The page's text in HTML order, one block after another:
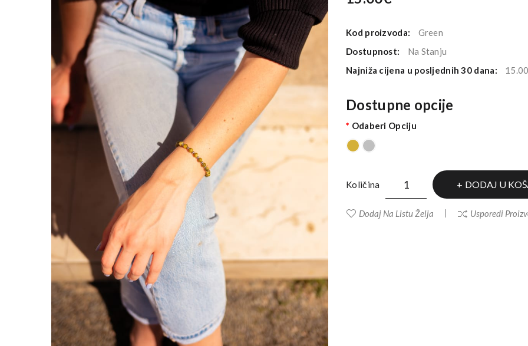
Kod proizvoda:
Green
Dostupnost:
Na Stanju
Najniža cijena u posljednih 30 dana:
Dostupne opcije
Odaberi Opciju
Količina DODAJ U
Dodaj Na Listu Želja Usporedi